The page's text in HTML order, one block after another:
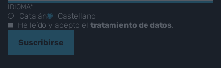
IDIOMA*
Catalán
Castellano
He leído y acepto el tratamiento de datos.
Suscribirse